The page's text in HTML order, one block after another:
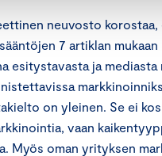
neuvosto korostaa,
7 artiklan
esitystavasta ja
on yleinen. Se ei
vaan
Myös oman yrityksen